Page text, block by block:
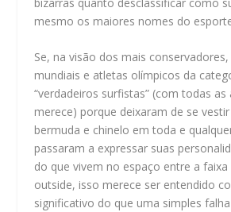
mesmo os maiores nomes do
Se, na visão dos mais
mundiais e atletas olímpicos da
“verdadeiros surfistas” (com todas as
merece) porque deixaram de se
bermuda e chinelo em toda e
passaram a expressar suas
do que vivem no espaço entre a faixa
outside, isso merece ser entendido
significativo do que uma simples